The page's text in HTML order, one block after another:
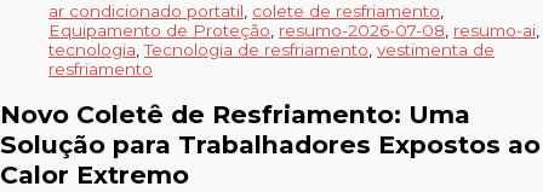
ar condicionado portatil, colete de resfriamento,
Equipamento de Proteção, resumo-2026-07-08, resumo-ai,
tecnologia,Tecnologia de resfriamento, vestimenta de
resfriamento
Novo Coletê de Resfriamento: Uma
Solução para Trabalhadores Expostos ao
Calor Extremo